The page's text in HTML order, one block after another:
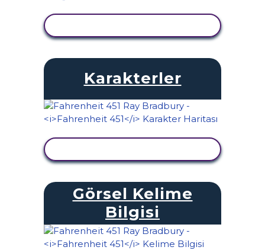
Karakterler
Görsel Kelime
Bilgisi